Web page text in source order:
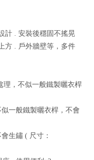
計 . 安裝後穩固不搖晃
方 . 戶外牆壁等，多件
，不似一般鐵製曬衣桿
一般鐵製曬衣桿，不會
生鏽 ( 尺寸：